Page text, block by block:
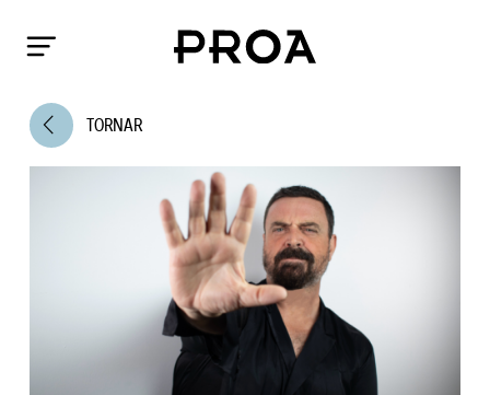
arrow_back_ios TORNAR